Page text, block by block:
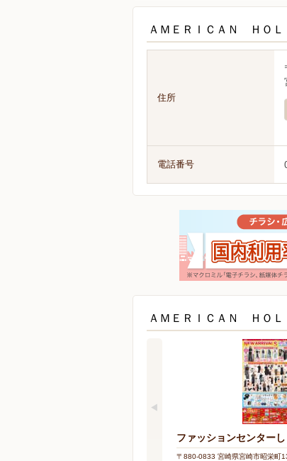
ＡＭＥＲＩＣＡＮ ＨＯＬ
住所
電話番号
ＡＭＥＲＩＣＡＮ ＨＯＬ
ファッションセンター
〒880-0833 宮崎県宮崎市昭栄町